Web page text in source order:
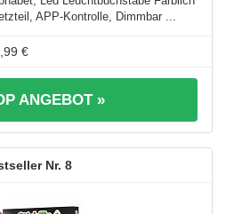
APP-Kontrolle, Dimmbar ...
€
ANGEBOT »
8